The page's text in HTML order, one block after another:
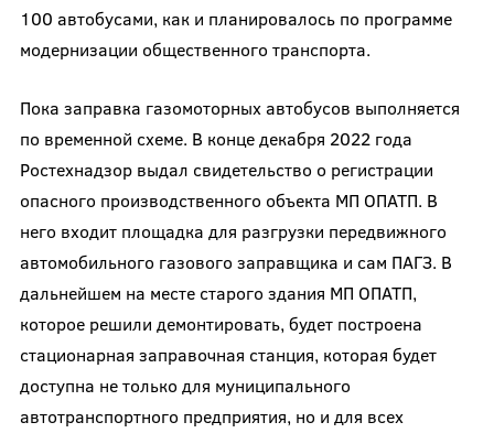
100 автобусами, как и планировалось по программе
модернизации общественного транспорта.
Пока заправка газомоторных автобусов выполняется
по временной схеме. В конце декабря 2022 года
Ростехнадзор выдал свидетельство о регистрации
опасного производственного объекта МП ОПАТП. В
него входит площадка для разгрузки передвижного
автомобильного газового заправщика и сам ПАГЗ. В
дальнейшем на месте старого здания МП ОПАТП,
которое решили демонтировать, будет построена
стационарная заправочная станция, которая будет
доступна не только для муниципального
автотранспортного предприятия, но и для всех